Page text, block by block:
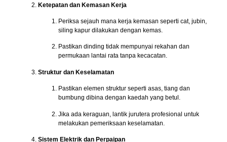
Ketepatan dan Kemasan Kerja
Periksa sejauh mana kerja kemasan seperti cat, jubin,
siling kapur dilakukan dengan kemas.
Pastikan dinding tidak mempunyai rekahan dan
permukaan lantai rata tanpa kecacatan.
Struktur dan Keselamatan
Pastikan elemen struktur seperti asas, tiang dan
bumbung dibina dengan kaedah yang betul.
Jika ada keraguan, lantik jurutera profesional untuk
melakukan pemeriksaan keselamatan.
Sistem Elektrik dan Perpaipan